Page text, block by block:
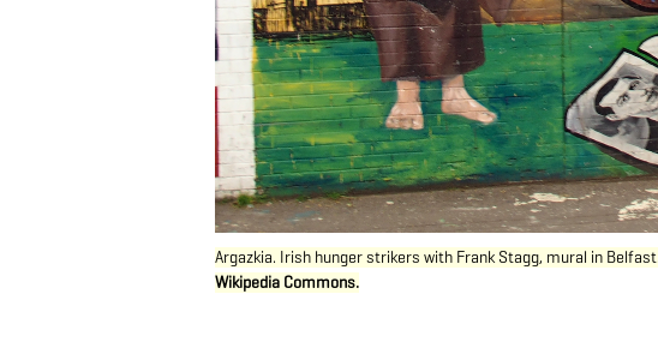
Argazkia. Irish hunger strikers with Frank Stagg, mural in
Wikipedia Commons.